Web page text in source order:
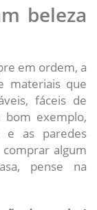
beleza
em ordem, a
materiais que
fáceis de
exemplo,
e as paredes
algum
pense na